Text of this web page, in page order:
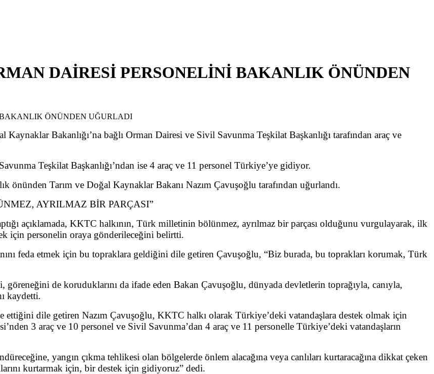
DAİRESİ PERSONELİNİ BAKANLIK ÖNÜNDEN
Bakanlığı’na bağlı Orman Dairesi ve Sivil Savunma Teşkilat Başkanlığı tarafından araç ve
Teşkilat Başkanlığı’ndan ise 4 araç ve 11 personel Türkiye’ye gidiyor.
önünden Tarım ve Doğal Kaynaklar Bakanı Nazım Çavuşoğlu tarafından uğurlandı.
AYRILMAZ BİR PARÇASI”
açıklamada, KKTC halkının, Türk milletinin bölünmez, ayrılmaz bir parçası olduğunu vurgulayarak, ilk
için personelin oraya gönderileceğini belirtti.
feda etmek için bu topraklara geldiğini dile getiren Çavuşoğlu, “Biz burada, bu toprakları korumak, Türk
de koruduklarını da ifade eden Bakan Çavuşoğlu, dünyada devletlerin toprağıyla, canıyla,
kaydetti.
dile getiren Nazım Çavuşoğlu, KKTC halkı olarak Türkiye’deki vatandaşlara destek olmak için
3 araç ve 10 personel ve Sivil Savunma’dan 4 araç ve 11 personelle Türkiye’deki vatandaşların
yangın çıkma tehlikesi olan bölgelerde önlem alacağına veya canlıları kurtaracağına dikkat çeken
kurtarmak için, bir destek için gidiyoruz” dedi.